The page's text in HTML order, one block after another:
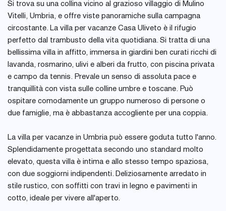
Si trova su una collina vicino al grazioso villaggio di Mulino
Vitelli, Umbria, e offre viste panoramiche sulla campagna
circostante. La villa per vacanze Casa Uliveto è il rifugio
perfetto dal trambusto della vita quotidiana. Si tratta di una
bellissima villa in affitto, immersa in giardini ben curati ricchi di
lavanda, rosmarino, ulivi e alberi da frutto, con piscina privata
e campo da tennis. Prevale un senso di assoluta pace e
tranquillità con vista sulle colline umbre e toscane. Può
ospitare comodamente un gruppo numeroso di persone o
due famiglie, ma è abbastanza accogliente per una coppia.
La villa per vacanze in Umbria può essere goduta tutto l'anno.
Splendidamente progettata secondo uno standard molto
elevato, questa villa è intima e allo stesso tempo spaziosa,
con due soggiorni indipendenti. Deliziosamente arredato in
stile rustico, con soffitti con travi in legno e pavimenti in
cotto, ideale per vivere all'aperto.